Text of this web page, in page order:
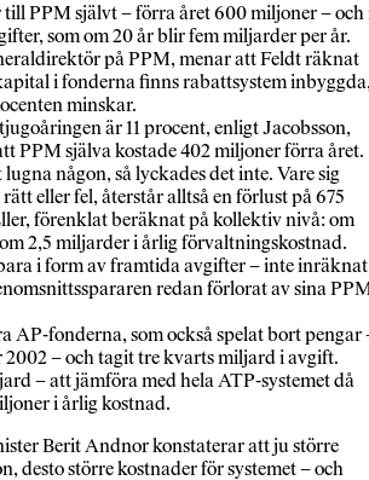
PPM självt – förra året 600 miljoner – och
som om 20 år blir fem miljarder per år.
på PPM, menar att Feldt räknat
i fonderna finns rabattsystem
minskar.
är 11 procent, enligt Jacobsson,
PPM själva kostade 402 miljoner förra året.
någon, så lyckades det inte. Vare sig
eller fel, återstår alltså en förlust på 675
förenklat beräknat på kollektiv nivå: om
2,5 miljarder i årlig förvaltningskostnad.
i form av framtida avgifter – inte inräknat
redan förlorat av sina
AP-fonderna, som också spelat bort pengar
– och tagit tre kvarts miljard i avgift.
– att jämföra med hela ATP-systemet då
i årlig kostnad.
Berit Andnor konstaterar att ju större
desto större kostnader för systemet – och